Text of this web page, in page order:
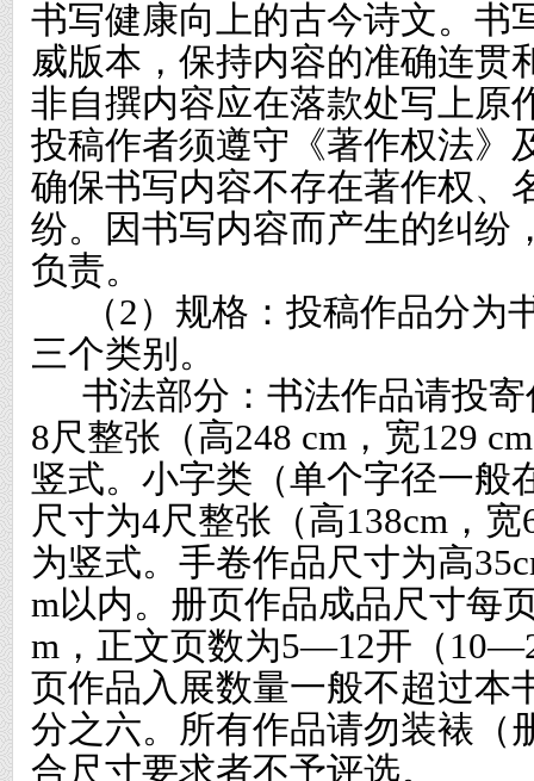
书写健康向上的古今诗文。书
威版本，保持内容的准确连贯
非自撰内容应在落款处写上原
投稿作者须遵守《著作权法》
确保书写内容不存在著作权、
纷。因书写内容而产生的纠纷
负责。
（2 ）规格：投稿作品分为
三个类别。
书法部分：书法作品请投
8尺整张（高248 cm ，宽129 cm
竖式。小字类（单个字径一般
尺寸为4尺整张（高138cm ，宽
为竖式。手卷作品尺寸为高
m 以内。册页作品成品尺寸每
m ，正文页数为5—12开（ 10—
页作品入展数量一般不超过本
分之六。所有作品请勿装裱（
合尺寸要求者不予评选。